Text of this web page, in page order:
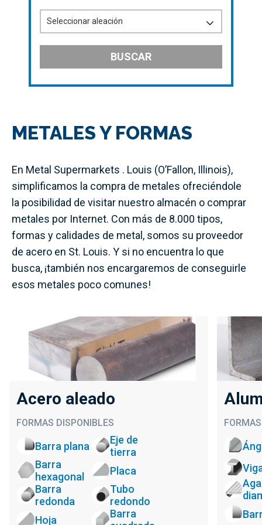
BUSCAR
METALES Y FORMAS
En Metal Supermarkets . Louis (O’Fallon, Illinois),
simplificamos la compra de metales ofreciéndole
la posibilidad de visitar nuestro almacén o comprar
metales por Internet. Con más de 8.000 tipos,
formas y calidades de metal, somos su proveedor
de acero en St. Louis. Y si no encuentra lo que
busca, ¡también nos encargaremos de conseguirle
esos metales poco comunes!
Acero aleado
FORMAS DISPONIBLES
Barra plana
Eje de
tierra
Barra
hexagonal
Placa
Barra
redonda
Tubo
redondo
Hoja
Barra